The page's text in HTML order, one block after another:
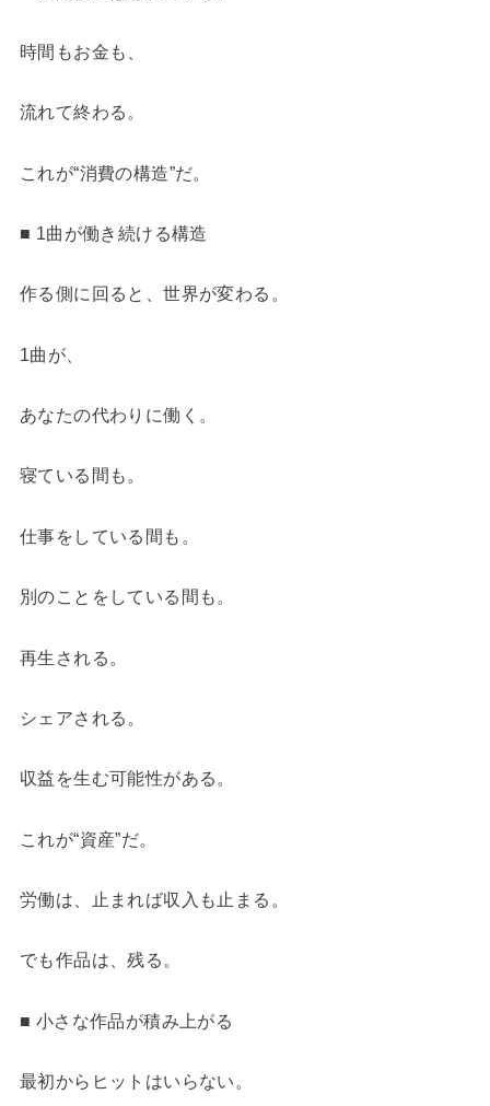
時間もお金も、
流れて終わる。
これが“消費の構造”だ。
■ 1曲が働き続ける構造
作る側に回ると、世界が変わる。
1曲が、
あなたの代わりに働く。
寝ている間も。
仕事をしている間も。
別のことをしている間も。
再生される。
シェアされる。
収益を生む可能性がある。
これが“資産”だ。
労働は、止まれば収入も止まる。
でも作品は、残る。
■ 小さな作品が積み上がる
最初からヒットはいらない。